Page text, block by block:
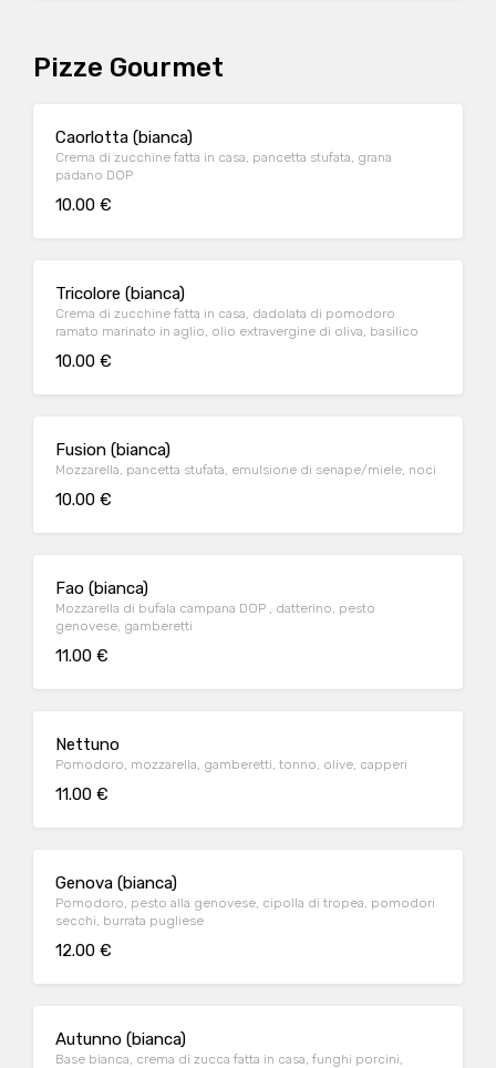
Pizze Gourmet
Caorlotta (bianca)
Crema di zucchine fatta in casa, pancetta stufata, grana
padano DOP
10.00 €
Tricolore (bianca)
Crema di zucchine fatta in casa, dadolata di pomodoro
ramato marinato in aglio, olio extravergine di oliva, basilico
10.00 €
Fusion (bianca)
Mozzarella, pancetta stufata, emulsione di senape/miele, noci
10.00 €
Fao (bianca)
Mozzarella di bufala campana DOP , datterino, pesto
genovese, gamberetti
11.00 €
Nettuno
Pomodoro, mozzarella, gamberetti, tonno, olive, capperi
11.00 €
Genova (bianca)
Pomodoro, pesto alla genovese, cipolla di tropea, pomodori
secchi, burrata pugliese
12.00 €
Autunno (bianca)
Base bianca, crema di zucca fatta in casa, funghi porcini,